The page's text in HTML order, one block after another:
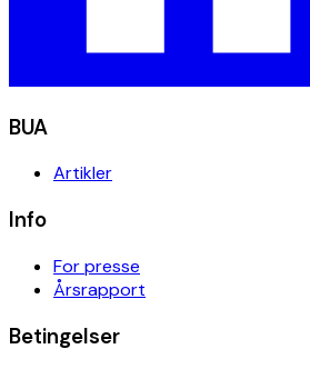
BUA
Artikler
Info
For presse
Årsrapport
Betingelser